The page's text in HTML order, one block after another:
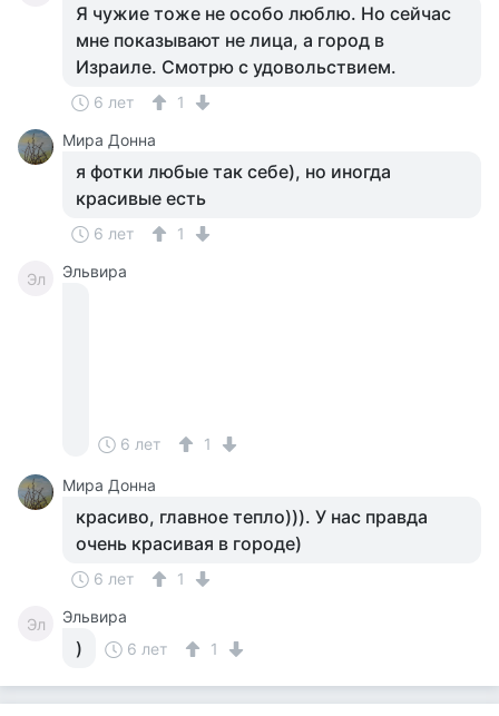
Я чужие тоже не особо люблю. Но сейчас
мне показывают не лица, а город в
Израиле. Смотрю с удовольствием.
6 лет
1
Мира Донна
я фотки любые так себе), но иногда
красивые есть
6 лет 1
Эл Эльвира
6 лет 1
Мира Донна
красиво, главное тепло))). У нас правда
очень красивая в городе)
6 лет 1
Эл Эльвира
) 6 лет 1